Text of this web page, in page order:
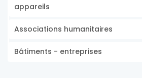
appareils
Associations humanitaires
Bâtiments - entreprises